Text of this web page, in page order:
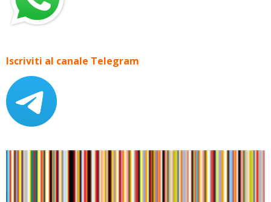
Iscriviti al canale Telegram